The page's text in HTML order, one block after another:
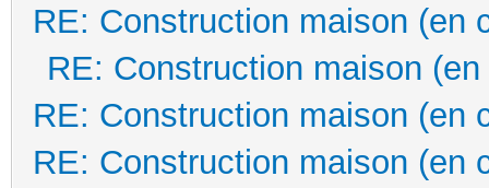
RE: Construction maison (en
RE: Construction maison
RE: Construction maison (en
RE: Construction maison (en